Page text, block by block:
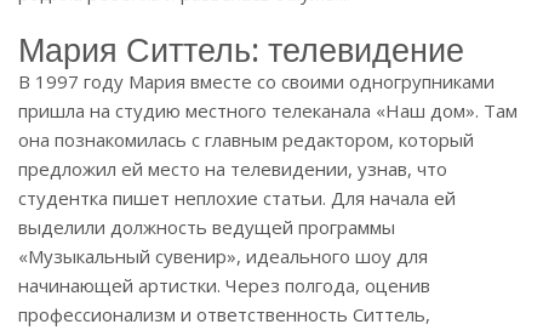
Мария Ситтель: телевидение
В 1997 году Мария вместе со своими одногрупниками
пришла на студию местного телеканала «Наш дом». Там
она познакомилась с главным редактором, который
предложил ей место на телевидении, узнав, что
студентка пишет неплохие статьи. Для начала ей
выделили должность ведущей программы
«Музыкальный сувенир», идеального шоу для
начинающей артистки. Через полгода, оценив
профессионализм и ответственность Ситтель,